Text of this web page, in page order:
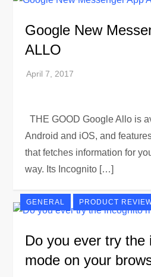
Google New
ALLO
THE GOOD Google Allo is
Android and iOS, and
that fetches information for
way. Its Incognito […]
GENERAL PRODUCT
Do you ever try the
mode on your